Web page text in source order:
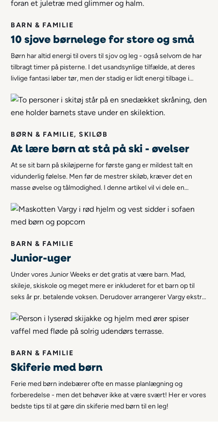
BARN & FAMILIE
10 sjove børnelege for store og små
Børn har altid energi til overs til sjov og leg - også selvom de har
tilbragt timer på pisterne. I det usandsynlige tilfælde, at deres
livlige fantasi løber tør, men der stadig er lidt energi tilbage i
og små!
BØRN & FAMILIE, SKILØB
At lære børn at stå på ski - øvelser
At se sit barn på skiløjperne for første gang er mildest talt en
vidunderlig følelse. Men før de mestrer skiløb, kræver det en
masse øvelse og tålmodighed. I denne artikel vil vi dele en
dit barn at stå på ski!
BARN & FAMILIE
Junior-uger
Under vores Junior Weeks er det gratis at være barn. Mad,
skileje, skiskole og meget mere er inkluderet for et barn op til
seks år pr. betalende voksen. Derudover arrangerer Vargy ekstra
BARN & FAMILIE
Skiferie med børn
Ferie med børn indebærer ofte en masse planlægning og
forberedelse - men det behøver ikke at være svært! Her er vores
bedste tips til at gøre din skiferie med børn til en leg!